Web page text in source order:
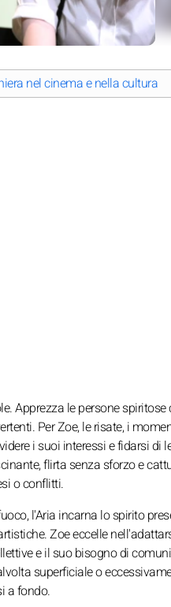
nel cinema e nella cultura
Apprezza le persone
Per Zoe, le risate, i
i suoi interessi e fidarsi di
flirta senza sforzo e
o conflitti.
l'Aria incarna lo spirito
Zoe eccelle
e il suo bisogno di
superficiale o
a fondo.